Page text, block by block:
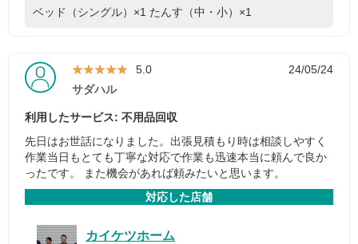
ベッド（シングル）×1 たんす（中・小）×1
★★★★★
★★★★★ 5.0
24/05/24
サダハル
利用したサービス: 不用品回収
先日はお世話になりました。出張見積もり時は相談しやすく
作業当日もとても丁寧な対応で作業も迅速本当に頼んで良か
ったです。 また機会があれば頼みたいと思います。
対応した店舗
カイケツホーム